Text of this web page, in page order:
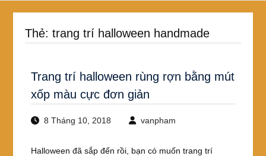
Thẻ: trang trí halloween handmade
Trang trí halloween rùng rợn bằng mút
xốp màu cực đơn giản
8 Tháng 10, 2018 vanpham
Halloween đã sắp đến rồi, bạn có muốn trang trí